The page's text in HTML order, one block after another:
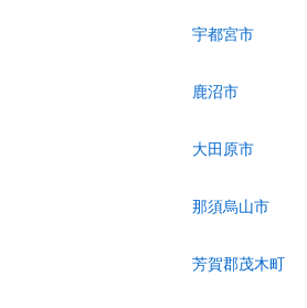
宇都宮市
鹿沼市
大田原市
那須烏山市
芳賀郡茂木町